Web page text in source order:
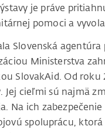
je práve
pomoci a
Slovenská
Ministerstva
SlovakAid. Od
Jej cieľmi sú najmä
Na ich
spoluprácu,